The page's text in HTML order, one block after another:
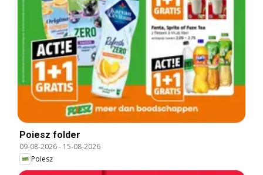
Poiesz folder
09-08-2026- 15-08-2026
Poiesz